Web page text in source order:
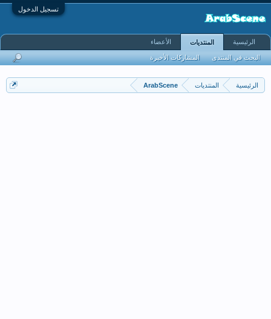
تسجيل الدخول
الرئيسية المنتديات ArabScene
الرئيسية المنتديات
البحث في المنتدى المشاركات الأخيرة
الأعضاء